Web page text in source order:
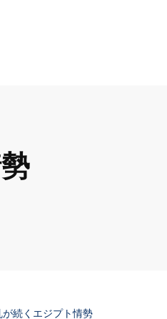
が続くエジプト情勢